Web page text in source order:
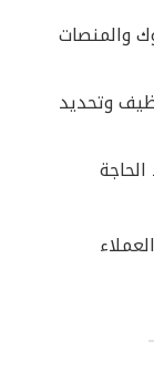
والمنصات
وتحديد